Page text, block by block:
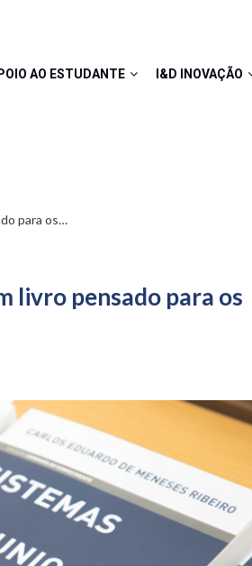
AO ESTUDANTE I&D INOVAÇÃO
para os…
livro pensado para os